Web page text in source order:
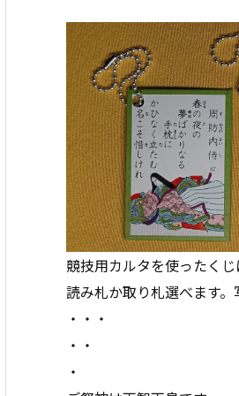
競技用カルタを使ったくじ
読み札か取り札選べます。
・・・
・・
・